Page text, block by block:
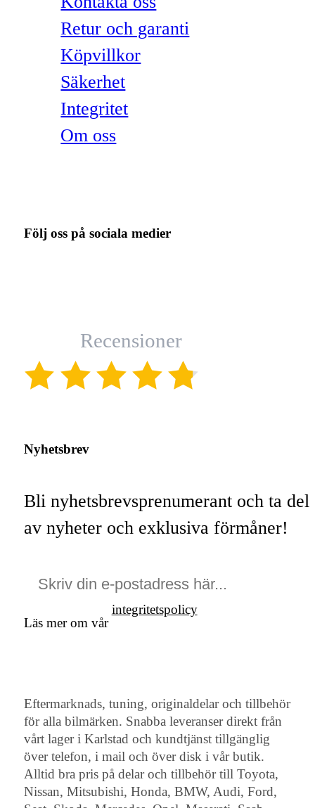
Retur och garanti
Köpvillkor
Säkerhet
Integritet
Om oss
Följ oss på sociala medier
Recensioner
Nyhetsbrev
Bli nyhetsbrevsprenumerant och ta del
av nyheter och exklusiva förmåner!
Läs mer om vår
integritetspolicy
Eftermarknads, tuning, originaldelar och tillbehör
för alla bilmärken. Snabba leveranser direkt från
vårt lager i Karlstad och kundtjänst tillgänglig
över telefon, i mail och över disk i vår butik.
Alltid bra pris på delar och tillbehör till Toyota,
Nissan, Mitsubishi, Honda, BMW, Audi, Ford,